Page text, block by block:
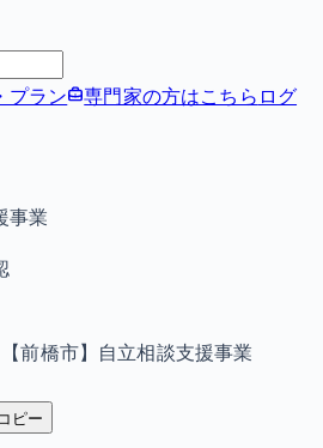
プラン 専門家の方はこちら ログ
事業
【前橋市】自立相談支援事業
ピー